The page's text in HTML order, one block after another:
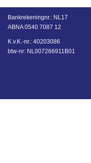
Bankrekeningnr.: NL17
ABNA 0540 7087 12
K.v.K.-nr.: 40203086
btw-nr: NL007266911B01